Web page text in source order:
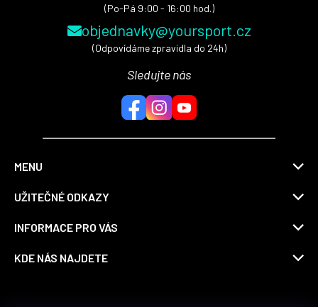
(Po-Pá 9:00 - 16:00 hod.)
objednavky@yoursport.cz
(Odpovídáme zpravidla do 24h)
Sledujte nás
MENU
UŽITEČNÉ ODKAZY
INFORMACE PRO VÁS
KDE NÁS NAJDETE